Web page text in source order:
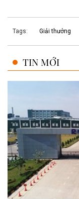
Tags: Giải thưởng
TIN MỚI